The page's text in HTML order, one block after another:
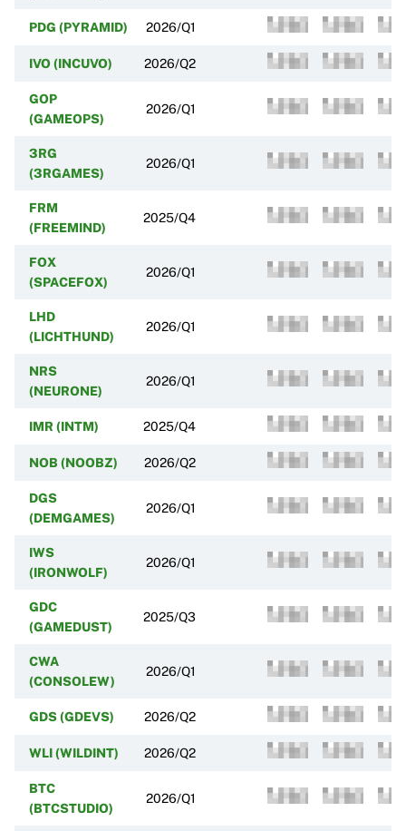
PDG (PYRAMID) 2026/Q1
IVO (INCUVO) 2026/Q2
GOP
(GAMEOPS)
2026/Q1
3RG
(3RGAMES)
2026/Q1
FRM
(FREEMIND)
2025/Q4
FOX
(SPACEFOX)
2026/Q1
LHD
(LICHTHUND)
2026/Q1
NRS
(NEURONE)
2026/Q1
IMR (INTM) 2025/Q4
NOB (NOOBZ) 2026/Q2
DGS
(DEMGAMES)
2026/Q1
IWS
(IRONWOLF)
2026/Q1
GDC
(GAMEDUST)
2025/Q3
CWA
(CONSOLEW)
2026/Q1
GDS (GDEVS) 2026/Q2
WLI (WILDINT) 2026/Q2
BTC
(BTCSTUDIO)
2026/Q1